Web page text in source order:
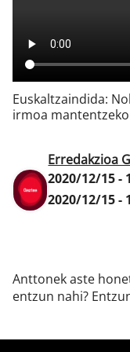
Klisk
Euskaltzaindida:
irmoa
Erredakzioa
2020/12/15 -
2020/12/15 -
Anttonek aste
entzun nahi?